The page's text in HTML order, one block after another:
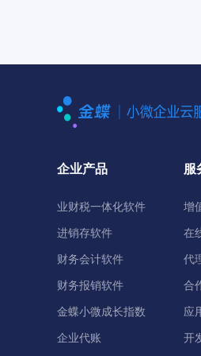
企业产品
业财税一体化软件
进销存软件
财务会计软件
财务报销软件
金蝶小微成长指数
企业代账
服
增
在
代
合
应
开